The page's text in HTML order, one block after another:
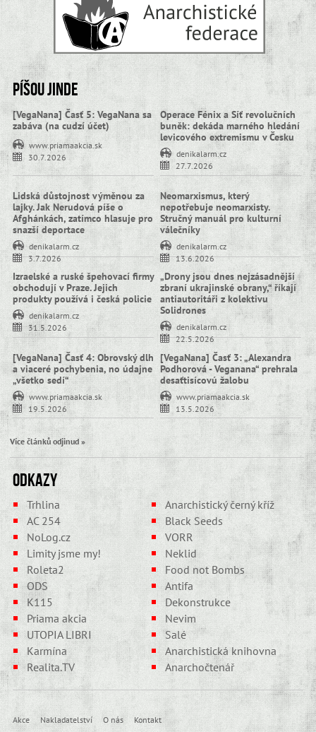
Píšou jinde
[VegaNana] Časť 5: VegaNana sa
zabáva (na cudzí účet)
www.priamaakcia.sk
30.7.2026
Operace Fénix a Síť revolučních
buněk: dekáda marného hledání
levicového extremismu v Česku
denikalarm.cz
27.7.2026
Lidská důstojnost výměnou za
lajky. Jak Nerudová píše o
Afghánkách, zatímco hlasuje pro
snazší deportace
denikalarm.cz
3.7.2026
Neomarxismus, který
nepotřebuje neomarxisty.
Stručný manuál pro kulturní
válečníky
denikalarm.cz
13.6.2026
Izraelské a ruské špehovací firmy
obchodují v Praze. Jejich
produkty používá i česká policie
denikalarm.cz
31.5.2026
„Drony jsou dnes nejzásadnější
zbraní ukrajinské obrany,“ říkají
antiautoritáři z kolektivu
Solidrones
denikalarm.cz
22.5.2026
[VegaNana] Časť 4: Obrovský dlh
a viaceré pochybenia, no údajne
„všetko sedí“
www.priamaakcia.sk
19.5.2026
[VegaNana] Časť 3: „Alexandra
Podhorová - Veganana“ prehrala
desaťtisícovú žalobu
www.priamaakcia.sk
13.5.2026
Více článků odjinud »
Odkazy
Trhlina
Anarchistický černý kříž
AC 254
Black Seeds
NoLog.cz
VORR
Limity jsme my!
Neklid
Roleta2
Food not Bombs
ODS
Antifa
K115
Dekonstrukce
Priama akcia
Nevim
UTOPIA LIBRI
Salé
Karmína
Anarchistická knihovna
Realita.TV
Anarchočtenář
Akce Nakladatelství O nás Kontakt